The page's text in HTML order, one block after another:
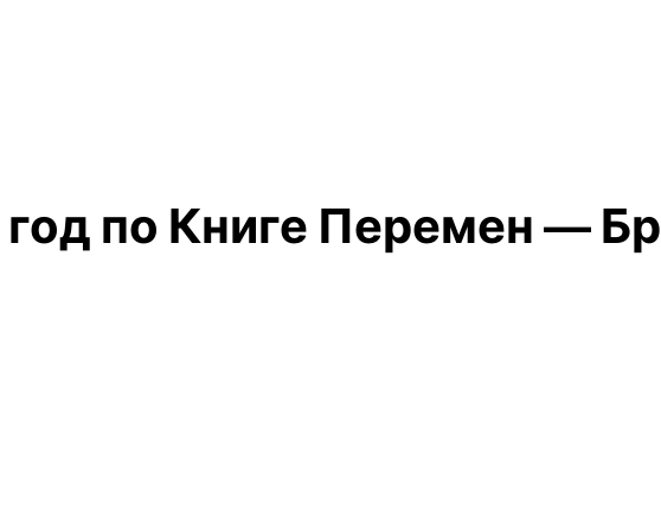
год по Книге Перемен —